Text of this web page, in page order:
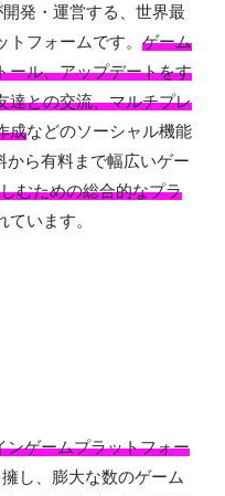
開発・運営する、世界最
フォームです。 ゲーム
ール、アップデートをす
達との交流、マルチプレ
成などのソーシャル機能
から有料まで幅広いゲー
むための総合的なプラ
ています。
ンゲームプラットフォー
し、膨大な数のゲーム